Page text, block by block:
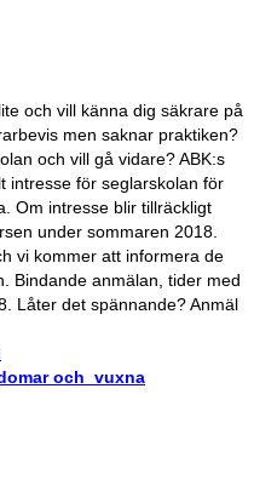
och vill känna dig säkrare på
men saknar praktiken?
och vill gå vidare? ABK:s
intresse för seglarskolan för
Om intresse blir tillräckligt
under sommaren 2018.
vi kommer att informera de
Bindande anmälan, tider med
Låter det spännande? Anmäl
och vuxna